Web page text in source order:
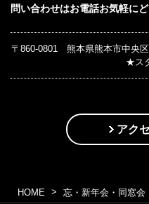
問い合わせはお電話お気軽にど
〒860-0801 熊本県熊本市中央
★ス
アク
HOME 忘・新年会・同窓会